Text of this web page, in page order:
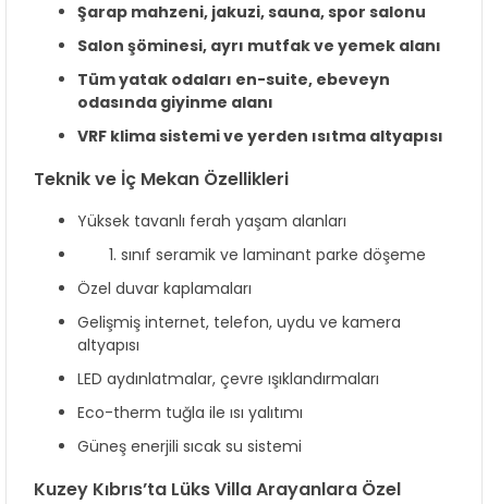
Şarap mahzeni, jakuzi, sauna, spor salonu
Salon şöminesi, ayrı mutfak ve yemek alanı
Tüm yatak odaları en-suite, ebeveyn
odasında giyinme alanı
VRF klima sistemi ve yerden ısıtma altyapısı
Teknik ve İç Mekan Özellikleri
Yüksek tavanlı ferah yaşam alanları
sınıf seramik ve laminant parke döşeme
Özel duvar kaplamaları
Gelişmiş internet, telefon, uydu ve kamera
altyapısı
LED aydınlatmalar, çevre ışıklandırmaları
Eco-therm tuğla ile ısı yalıtımı
Güneş enerjili sıcak su sistemi
Kuzey Kıbrıs’ta Lüks Villa Arayanlara Özel